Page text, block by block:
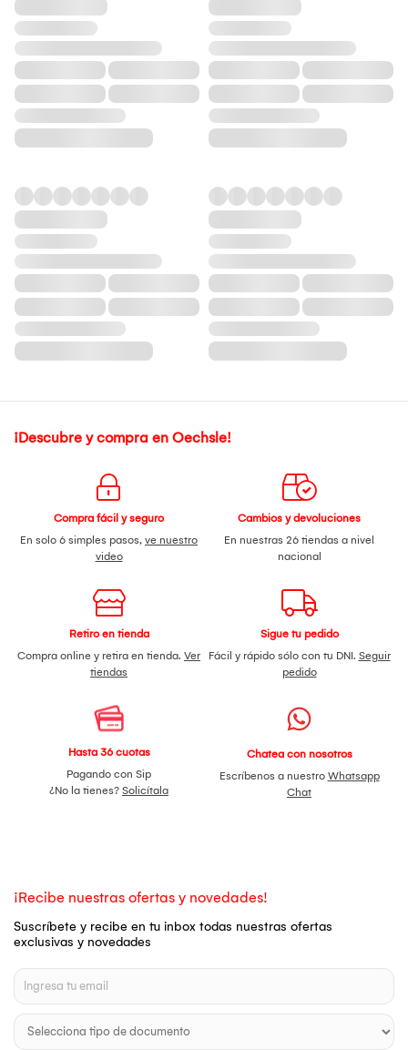
¡Descubre y compra en Oechsle!
Compra fácil y seguro
En solo 6 simples pasos, ve nuestro
video
Cambios y devoluciones
En nuestras 26 tiendas a nivel
nacional
Retiro en tienda
Compra online y retira en tienda. Ver
tiendas
Sigue tu pedido
Fácil y rápido sólo con tu DNI. Seguir
pedido
Hasta 36 cuotas
Pagando con Sip
¿No la tienes? Solicítala
Chatea con nosotros
Escríbenos a nuestro Whatsapp
Chat
¡Recibe nuestras ofertas y novedades!
Suscríbete y recibe en tu inbox todas nuestras ofertas
exclusivas y novedades